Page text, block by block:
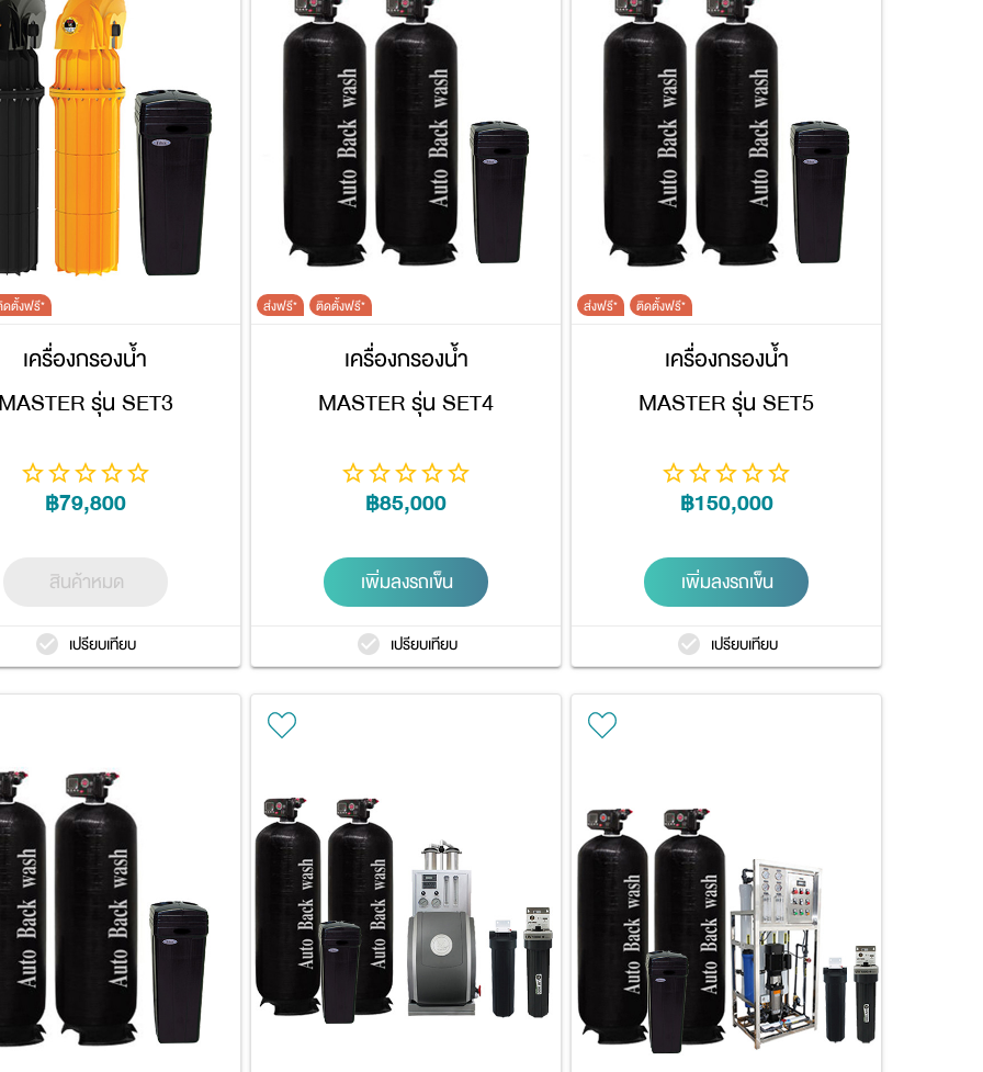
ตั้งฟรี*
เครื่องกรองน้ำ
รุ่น SET3
฿79,800
สินค้าหมด
เปรียบเทียบ
ส่งฟรี* ติดตั้งฟรี*
เครื่องกรองน้ำ
MASTER รุ่น SET4
฿85,000
เพิ่มลงรถเข็น
เปรียบเทียบ
ส่งฟรี* ติดตั้งฟรี*
เครื่องกรองน้ำ
MASTER รุ่น SET5
฿150,000
เพิ่มลงรถเข็น
เปรียบเทียบ